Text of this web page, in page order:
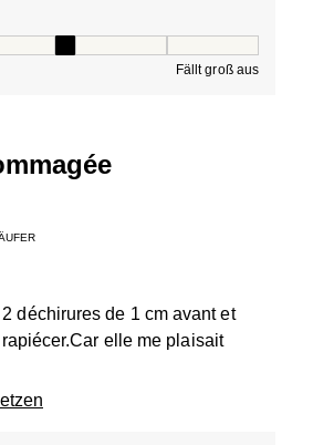
Fällt groß aus
déchirures de 1 cm avant et
elle me plaisait